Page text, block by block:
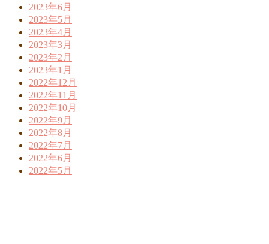
2023年6月
2023年5月
2023年4月
2023年3月
2023年2月
2023年1月
2022年12月
2022年11月
2022年10月
2022年9月
2022年8月
2022年7月
2022年6月
2022年5月